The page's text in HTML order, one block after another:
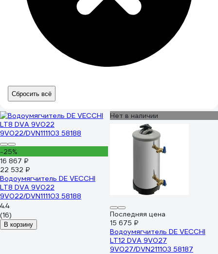
Сбросить всё
-25%
16 867 ₽
22 532 ₽
Водоумягчитель DE VECCHI
LT8 DVA 9V022
9V022/DVN111103 58188
4.4
(16)
В корзину
Нет в наличии
Последняя цена
15 675 ₽
Водоумягчитель DE VECCHI
LT12 DVA 9V027
9V027/DVN211103 58187